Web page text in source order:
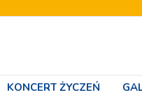
KONCERT ŻYCZEŃ